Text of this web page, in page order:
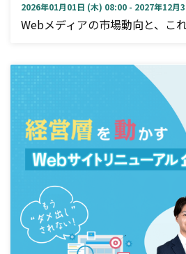
2026年01月01日 (木) 08:00 - 2027年12月
Webメディアの市場動向と、こ